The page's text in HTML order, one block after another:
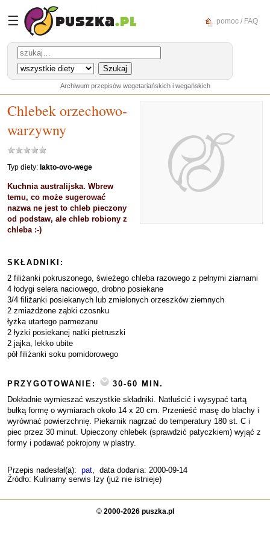
☰ pomoc / FAQ
Archiwum przepisów wegetariańskich i wegańskich
Chlebek orzechowo-
warzywny
Typ diety: lakto-ovo-wege
Kuchnia australijska. Wbrew
temu, co może sugerować
nazwa ne jest to chleb pieczony
od podstaw, ale chleb robiony z
chleba :-)
SKŁADNIKI:
2 filiżanki pokruszonego, świeżego chleba razowego z pełnymi ziarnami
4 łodygi selera naciowego, drobno posiekane
3/4 filiżanki posiekanych lub zmielonych orzeszków ziemnych
2 zmiażdżone ząbki czosnku
łyżka utartego parmezanu
2 łyżki posiekanej natki pietruszki
2 jajka, lekko ubite
pół filiżanki soku pomidorowego
PRZYGOTOWANIE:
30-60 MIN.
Dokładnie wymieszać wszystkie składniki. Natłuścić i wysypać tartą
bułką formę o wymiarach około 14 x 20 cm. Przenieść masę do blachy i
wyrównać powierzchnię. Piekarnik nagrzać do temperatury 180 st. C i
piec przez 30 minut. Upieczony chlebek (sprawdzić patyczkiem) wyjąć z
formy i podawać pokrojony w plastry.
Przepis nadesłał(a): pat, data dodania: 2000-09-14
Źródło: Kulinarny serwis Izy (już nie istnieje)
© 2000-2026 puszka.pl